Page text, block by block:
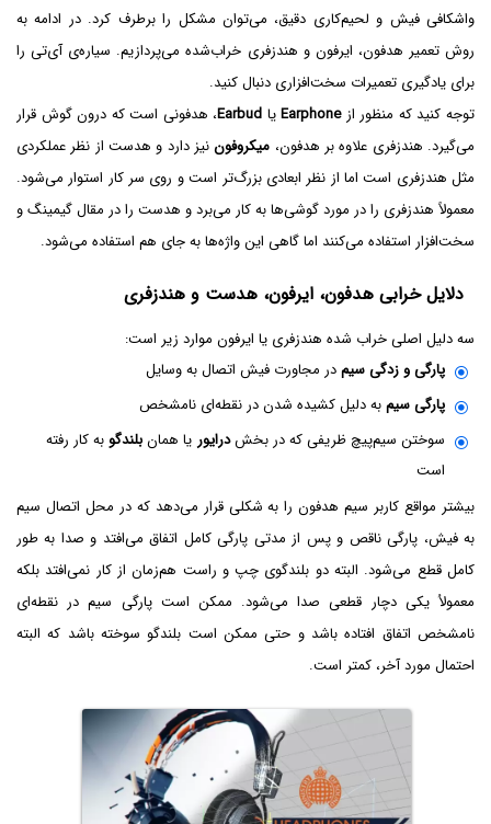
واشکافی فیش و لحیم‌کاری دقیق، می‌توان مشکل را برطرف کرد. در ادامه به
روش تعمیر هدفون، ایرفون و هندزفری خراب‌شده می‌پردازیم. سیاره‌ی آی‌تی را
برای یادگیری تعمیرات سخت‌افزاری دنبال کنید.
توجه کنید که منظور ازEarphoneیا Earbud، هدفونی است که درون گوش قرار
می‌گیرد. هندزفری علاوه بر هدفون، میکروفوننیز دارد و هدست از نظر عملکردی
مثل هندزفری است اما از نظر ابعادی بزرگ‌تر است و روی سر کار استوار می‌شود.
معمولاً هندزفری را در مورد گوشی‌ها به کار می‌برد و هدست را در مقال گیمینگ و
سخت‌افزار استفاده می‌کنند اما گاهی این واژه‌ها به جای هم استفاده می‌شود.
دلایل خرابی هدفون، ایرفون، هدست و هندزفری
سه دلیل اصلی خراب شده هندزفری یا ایرفون موارد زیر است:
پارگی و زدگی سیمدر مجاورت فیش اتصال به وسایل
پارگی سیمبه دلیل کشیده شدن در نقطه‌ای نامشخص
سوختن سیم‌پیچ ظریفی که در بخشدرایور یا همانبلندگو به کار رفته
است
بیشتر مواقع کاربر سیم هدفون را به شکلی قرار می‌دهد که در محل اتصال سیم
به فیش، پارگی ناقص و پس از مدتی پارگی کامل اتفاق می‌افتد و صدا به طور
کامل قطع می‌شود. البته دو بلندگوی چپ و راست هم‌زمان از کار نمی‌افتد بلکه
معمولاُ یکی دچار قطعی صدا می‌شود. ممکن است پارگی سیم در نقطه‌ای
نامشخص اتفاق افتاده باشد و حتی ممکن است بلندگو سوخته باشد که البته
احتمال مورد آخر، کمتر است.